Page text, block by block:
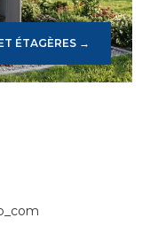
ÉTAGÈRES →